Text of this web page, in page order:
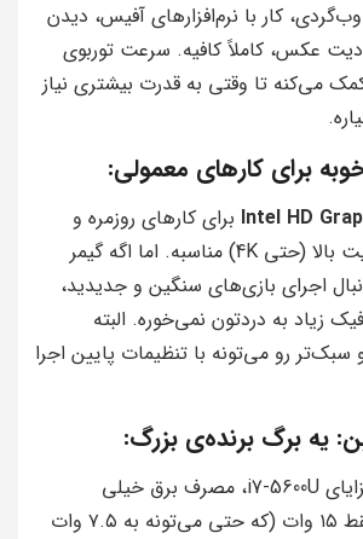
کار با نرم‌افزارهای آفیس، دیدن
عکس، کاملاً کافیه. سرعت توربوی
کمک می‌کنه تا وقتی به قدرت بیشتری نیاز
برای کارهای معمولی:
برای کارهای روزمره و
تماشای فیلم با کیفیت بالا (حتی 4K) مناسبه. اما اگه گیمر
اجرای بازی‌های سنگین و جدیدید،
زیاد به دردتون نمی‌خوره. البته
رو می‌تونه با تنظیمات پایین اجرا
یه برگ برنده‌ی بزرگ:
یکی از بزرگ‌ترین مزایای i7-5600U، مصرف برق خیلی
پایینشه. با TDP فقط ۱۵ وات (که حتی می‌تونه به ۷.۵ وات